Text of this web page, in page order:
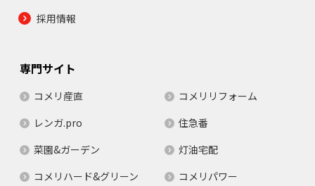
採用情報
専門サイト
コメリ産直
コメリリフォーム
レンガ.pro
住急番
菜園&ガーデン
灯油宅配
コメリハード&グリーン
コメリパワー